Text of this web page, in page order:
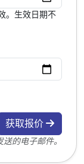
。生效日期不
获取报价
的电子邮件。